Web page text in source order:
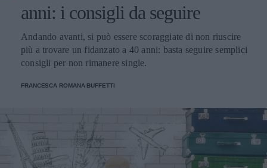
anni: i consigli da seguire
Andando avanti, si può essere scoraggiate di non riuscire
più a trovare un fidanzato a 40 anni: basta seguire semplici
consigli per non rimanere single.
FRANCESCA ROMANA BUFFETTI